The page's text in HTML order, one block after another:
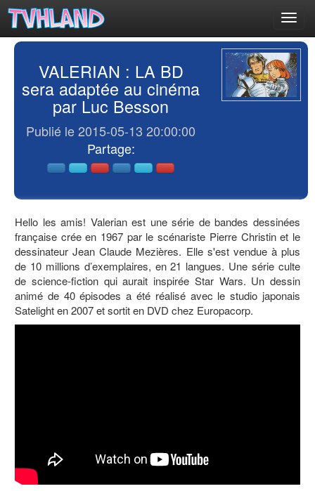
VALERIAN : LA BD
sera adaptée au cinéma
par Luc Besson
Publié le 2015-05-13 20:00:00
Partage:
Hello les amis! Valerian est une série de bandes dessinées
française crée en 1967 par le scénariste Pierre Christin et le
dessinateur Jean Claude Mezières. Elle s'est vendue à plus
de 10 millions d’exemplaires, en 21 langues. Une série culte
de science-fiction qui aurait inspirée Star Wars. Un dessin
animé de 40 épisodes a été réalisé avec le studio japonais
Satelight en 2007 et sortit en DVD chez Europacorp.